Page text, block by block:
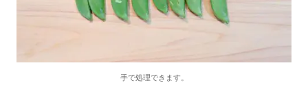
手で処理できます。